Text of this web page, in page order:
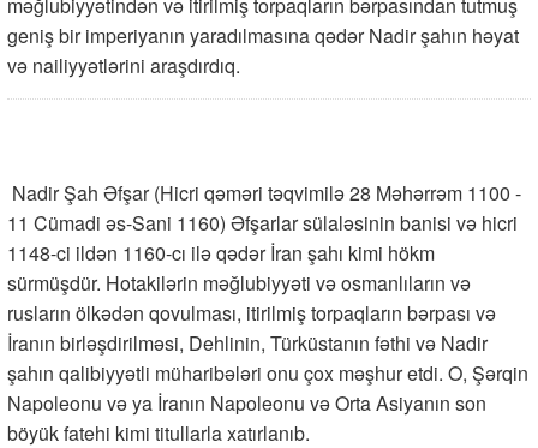
geniş bir imperiyanın yaradılmasına qədər Nadir şahın həyat
və nailiyyətlərini araşdırdıq.
Nadir Şah Əfşar (Hicri qəməri təqvimilə 28 Məhərrəm 1100 -
11 Cümadi əs-Sani 1160) Əfşarlar sülaləsinin banisi və hicri
1148-ci ildən 1160-cı ilə qədər İran şahı kimi hökm
sürmüşdür. Hotakilərin məğlubiyyəti və osmanlıların və
rusların ölkədən qovulması, itirilmiş torpaqların bərpası və
İranın birləşdirilməsi, Dehlinin, Türküstanın fəthi və Nadir
şahın qalibiyyətli müharibələri onu çox məşhur etdi. O, Şərqin
Napoleonu və ya İranın Napoleonu və Orta Asiyanın son
böyük fatehi kimi titullarla xatırlanıb.